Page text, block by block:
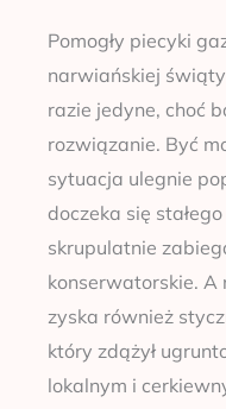
Pomogły piecyki
narwiańskiej
razie jedyne, choć
rozwiązanie. Być
sytuacja ulegnie
doczeka się
skrupulatnie
konserwatorskie. A
zyska również
który zdążył
lokalnym i